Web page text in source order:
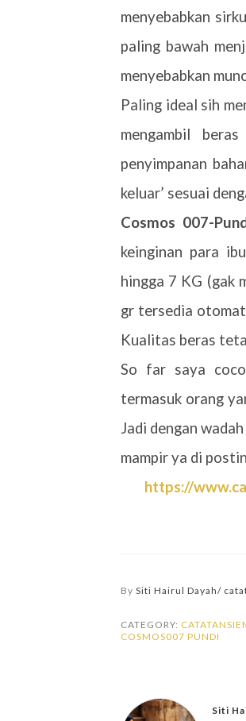
menyebabkan
paling bawah
menyebabkan
Paling ideal sih
mengambil
penyimpanan
keluar’ sesuai
Cosmos 007-
keinginan para
hingga 7 KG (gak
gr tersedia
Kualitas beras
So far saya
termasuk orang
Jadi dengan
mampir ya di
https://
By Siti Hairul Dayah/
CATEGORY:
COSMOS007 PUNDI
Siti